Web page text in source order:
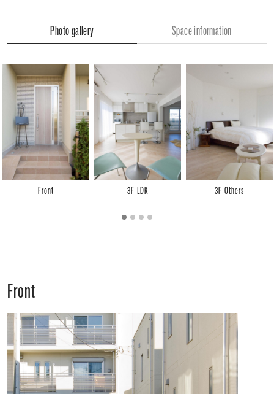
Photo gallery Space information
Front 3F LDK 3F Others
Front